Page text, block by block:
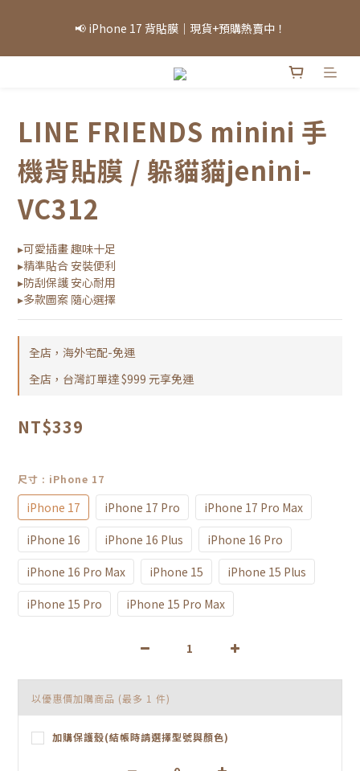
庫存為準，敬請見諒。」
📢 iPhone 17 背貼膜｜現貨+預購熱賣中！
「因部分商品熱銷，部分庫存可能需等候，實際出貨情況將依當日
LINE FRIENDS minini 手
機背貼膜 / 躲貓貓jenini-
VC312
▸可愛插畫 趣味十足
▸精準貼合 安裝便利
▸防刮保護 安心耐用
▸多款圖案 隨心選擇
全店，海外宅配-免運
全店，台灣訂單達 $999 元享免運
NT$339
尺寸 : iPhone 17
iPhone 17 iPhone 17 Pro
iPhone 17 Pro Max
iPhone 16
iPhone 16 Plus
iPhone 16 Pro
iPhone 16 Pro Max
iPhone 15
iPhone 15 Plus
iPhone 15 Pro
iPhone 15 Pro Max
以優惠價加購商品 (最多 1 件)
加購保護殼(結帳時請選擇型號與顏色)